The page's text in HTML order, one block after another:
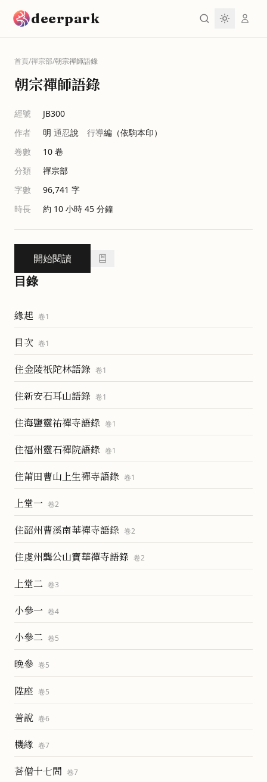
deerpark
首頁/禪宗部/朝宗禪師語錄
朝宗禪師語錄
經號
JB300
作者
明 通忍說 行導編（依駒本印）
卷數
10 卷
分類
禪宗部
字數
96,741 字
時長
約 10 小時 45 分鐘
開始閱讀
目錄
緣起 卷1
目次 卷1
住金陵祇陀林語錄 卷1
住新安石耳山語錄 卷1
住海鹽靈祐禪寺語錄 卷1
住福州靈石禪院語錄 卷1
住莆田曹山上生禪寺語錄 卷1
上堂一 卷2
住韶州曹溪南華禪寺語錄 卷2
住虔州龔公山寶華禪寺語錄 卷2
上堂二 卷3
小參一 卷4
小參二 卷5
晚參 卷5
陞座 卷5
普說 卷6
機緣 卷7
荅僧十七問 卷7